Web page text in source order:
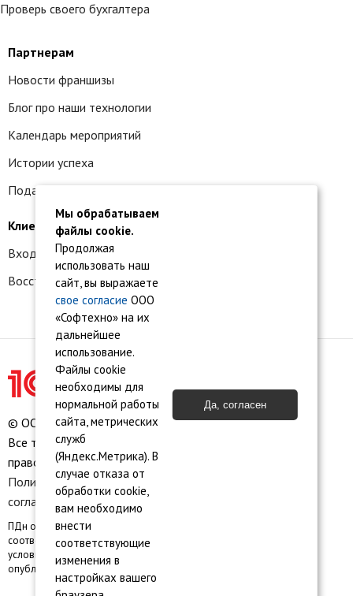
Проверь своего бухгалтера
Партнерам
Новости франшизы
Блог про наши технологии
Календарь мероприятий
Истории успеха
Подать заявку на франшизу
Клиентам
Вход в личный кабинет
Восстановление доступа к сервису 1С:БО
© ООО «Софтехно» Все права защищены.
Все торговые марки являются собственностью их
правообладателей.
Политика конфиденциальности
соглашение
Карта сайта
ПДн опубликованы на сайте при наличии правовых оснований в
соответствии с ч.1 ст.6 и ст. 10.1 152-ФЗ. Субъектами установлены
условия и запреты на обработку неограниченным кругом лиц
опубликованных персональных данных
Мы обрабатываем
файлы cookie.
Продолжая
использовать наш
сайт, вы выражаете
свое согласие ООО
«Софтехно» на их
дальнейшее
использование.
Файлы cookie
необходимы для
нормальной работы
сайта, метрических
служб
(Яндекс.Метрика). В
случае отказа от
обработки cookie,
вам необходимо
внести
соответствующие
изменения в
настройках вашего
Да, согласен